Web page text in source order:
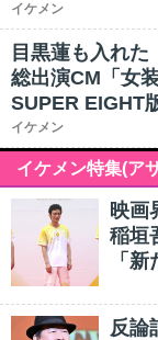
イケメン
目黒蓮も入れ
総出演CM「女
SUPER EIGHT
イケメン
イケメン特集(ア
映画
稲垣
「
反論